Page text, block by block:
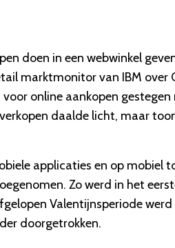
doen in een webwinkel
marktmonitor van IBM over
online aankopen
daalde licht, maar
applicaties en op mobiel
Zo werd in het
Valentijnsperiode
doorgetrokken.